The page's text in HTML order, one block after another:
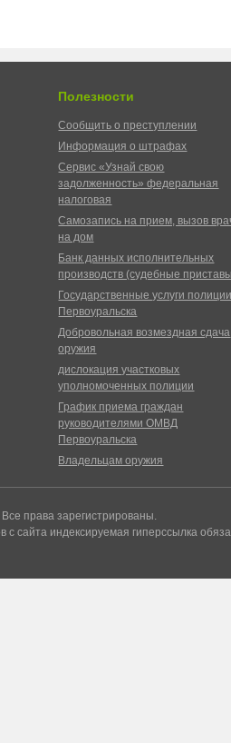
Полезности
Сообщить о преступлении
Информация о штрафах
Сервис «Узнай свою
задолженность» федеральная
налоговая
Самозапись на прием, вызов
на дом
Банк данных исполнительных
производств (судебные
Государственные услуги
Первоуральска
Добровольная возмездная сдача
оружия
дислокация участковых
уполномоченных полиции
График приема граждан
руководителями ОМВД
Первоуральска
Владельцам оружия
права зарегистрированы.
с сайта индексируемая гиперссылка